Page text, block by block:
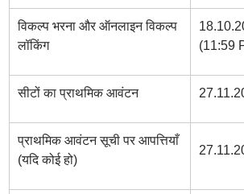
विकल्प भरना और ऑनलाइन विकल्प
लॉकिंग
(11:59
सीटों का प्राथमिक आवंटन
प्राथमिक आवंटन सूची पर आपत्तियाँ
(यदि कोई हो)